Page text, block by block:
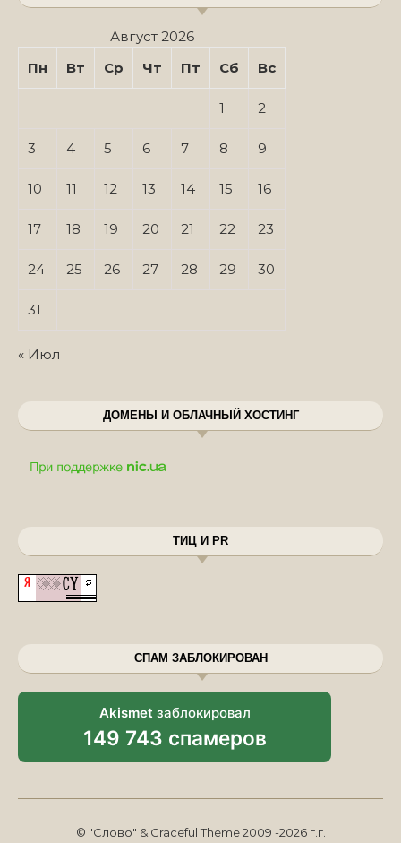
Август 2026
Пн
Вт Ср Чт Пт Сб Вс
1 2
3 4 5 6 7 8 9
10 11 12 13 14 15 16
17 18 19 20 21 22 23
24 25 26 27 28 29 30
31
« Июл
ДОМЕНЫ И ОБЛАЧНЫЙ ХОСТИНГ
ТИЦ И PR
СПАМ ЗАБЛОКИРОВАН
Akismet заблокировал
149 743 спамеров
© "Слово" & Graceful Theme 2009 -2026 г.г.